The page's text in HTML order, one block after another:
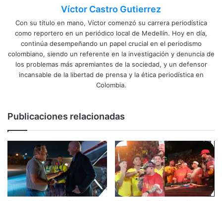
Víctor Castro Gutierrez
Con su título en mano, Víctor comenzó su carrera periodística
como reportero en un periódico local de Medellín. Hoy en día,
continúa desempeñando un papel crucial en el periodismo
colombiano, siendo un referente en la investigación y denuncia de
los problemas más apremiantes de la sociedad, y un defensor
incansable de la libertad de prensa y la ética periodística en
Colombia.
Publicaciones relacionadas